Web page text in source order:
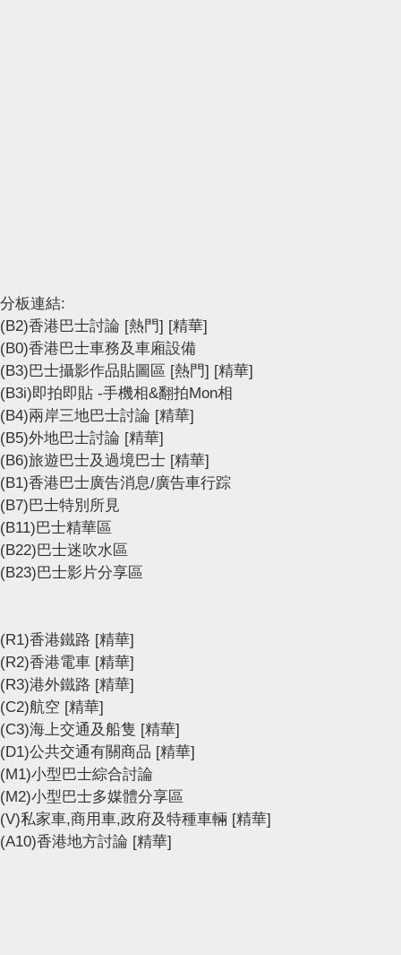
分板連結:
(B2)香港巴士討論 [熱門] [精華]
(B0)香港巴士車務及車廂設備
(B3)巴士攝影作品貼圖區 [熱門] [精華]
(B3i)即拍即貼 -手機相&翻拍Mon相
(B4)兩岸三地巴士討論 [精華]
(B5)外地巴士討論 [精華]
(B6)旅遊巴士及過境巴士 [精華]
(B1)香港巴士廣告消息/廣告車行踪
(B7)巴士特別所見
(B11)巴士精華區
(B22)巴士迷吹水區
(B23)巴士影片分享區
(R1)香港鐵路 [精華]
(R2)香港電車 [精華]
(R3)港外鐵路 [精華]
(C2)航空 [精華]
(C3)海上交通及船隻 [精華]
(D1)公共交通有關商品 [精華]
(M1)小型巴士綜合討論
(M2)小型巴士多媒體分享區
(V)私家車,商用車,政府及特種車輛 [精華]
(A10)香港地方討論 [精華]